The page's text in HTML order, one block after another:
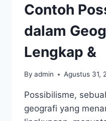
Contoh
dalam
Lengkap &
By admin Agustus 31,
Possibilisme,
geografi yang